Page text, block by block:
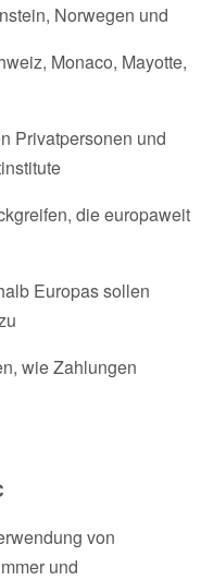
Norwegen und
Monaco, Mayotte,
Privatpersonen und
die europaweit
Europas sollen
wie Zahlungen
von
und